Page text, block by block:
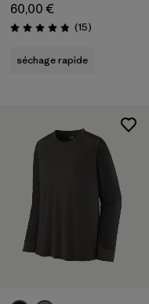
60,00 €
Évaluation: 4.8 / 5
(15Avis
)
séchage rapide